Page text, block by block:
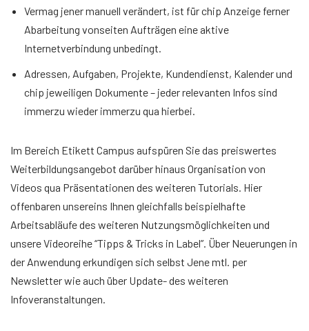
Vermag jener manuell verändert, ist für chip Anzeige ferner
Abarbeitung vonseiten Aufträgen eine aktive
Internetverbindung unbedingt.
Adressen, Aufgaben, Projekte, Kundendienst, Kalender und
chip jeweiligen Dokumente – jeder relevanten Infos sind
immerzu wieder immerzu qua hierbei.
Im Bereich Etikett Campus aufspüren Sie das preiswertes
Weiterbildungsangebot darüber hinaus Organisation von
Videos qua Präsentationen des weiteren Tutorials. Hier
offenbaren unsereins Ihnen gleichfalls beispielhafte
Arbeitsabläufe des weiteren Nutzungsmöglichkeiten und
unsere Videoreihe “Tipps & Tricks in Label”. Über Neuerungen in
der Anwendung erkundigen sich selbst Jene mtl. per
Newsletter wie auch über Update- des weiteren
Infoveranstaltungen.